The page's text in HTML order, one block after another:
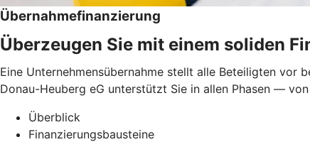
Übernahmefinanzierung
Überzeugen Sie mit einem soliden
Eine Unternehmensübernahme stellt alle Beteiligten vor
Donau-Heuberg eG unterstützt Sie in allen Phasen —
Überblick
Finanzierungsbausteine